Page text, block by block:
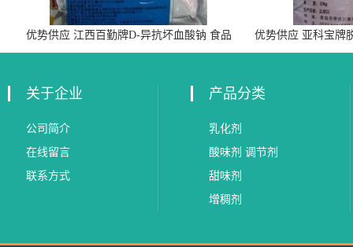
优势供应 江西百勤牌D-异抗坏血酸钠 食品
级抗氧化剂
优势供应 亚科宝牌
关于企业
公司简介
在线留言
联系方式
产品分类
乳化剂
酸味剂 调节剂
甜味剂
增稠剂